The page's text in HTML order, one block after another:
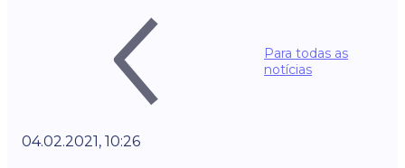
Para todas as
notícias
04.02.2021, 10:26